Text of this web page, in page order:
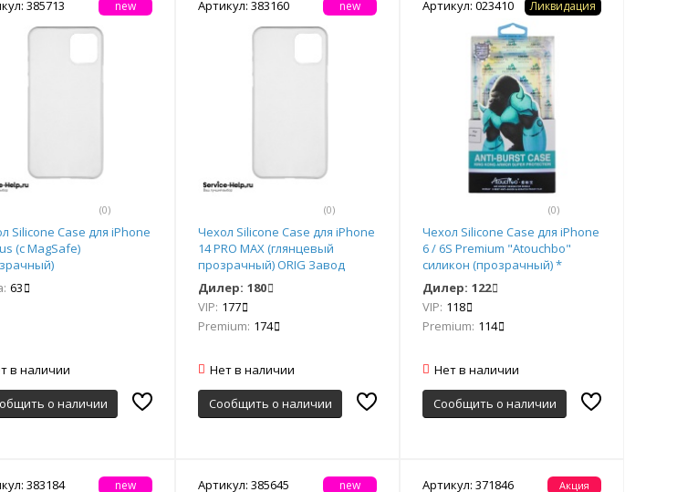
385713
(0)
new
Silicone Case для iPhone
(с MagSafe)
63
в наличии
о наличии
Артикул: 383160
(0)
new
Чехол Silicone Case для iPhone
14 PRO MAX (глянцевый
прозрачный) ORIG Завод
Дилер: 180
VIP: 177
Premium: 174
Нет в наличии
Сообщить о наличии
Артикул: 023410
(0)
Ликвидация
Чехол Silicone Case для iPhone
6 / 6S Premium "Atouchbo"
силикон (прозрачный) *
Дилер: 122
VIP: 118
Premium: 114
Нет в наличии
Сообщить о наличии
383184 new Артикул: 385645 new Артикул: 371846 Акция